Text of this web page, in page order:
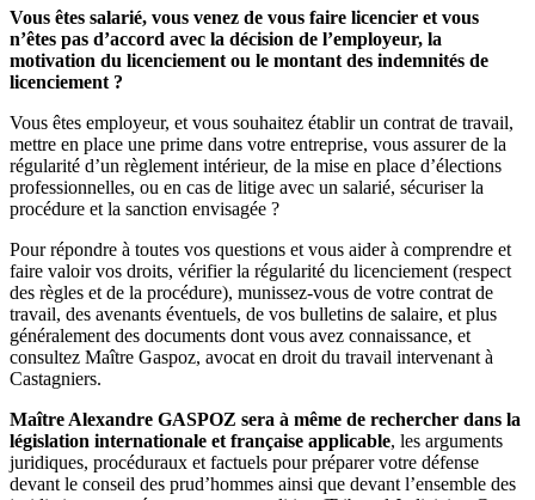
Vous êtes salarié, vous venez de vous faire licencier et vous
n’êtes pas d’accord avec la décision de l’employeur, la
motivation du licenciement ou le montant des indemnités de
licenciement ?
Vous êtes employeur, et vous souhaitez établir un contrat de travail,
mettre en place une prime dans votre entreprise, vous assurer de la
régularité d’un règlement intérieur, de la mise en place d’élections
professionnelles, ou en cas de litige avec un salarié, sécuriser la
procédure et la sanction envisagée ?
Pour répondre à toutes vos questions et vous aider à comprendre et
faire valoir vos droits, vérifier la régularité du licenciement (respect
des règles et de la procédure), munissez-vous de votre contrat de
travail, des avenants éventuels, de vos bulletins de salaire, et plus
généralement des documents dont vous avez connaissance, et
consultez Maître Gaspoz, avocat en droit du travail intervenant à
Castagniers.
Maître Alexandre GASPOZ sera à même de rechercher dans la
législation internationale et française applicable, les arguments
juridiques, procéduraux et factuels pour préparer votre défense
devant le conseil des prud’hommes ainsi que devant l’ensemble des